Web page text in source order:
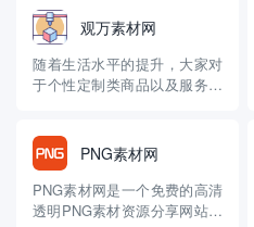
观万素材网
随着生活水平的提升，大家对
于个性定制类商品以及服务越
上面随处可见提供此类服务的
商家，今天小编给大家介绍的
是定制领域一个比较小众的细
分赛道，“3D打印”，顾名思
PNG素材网
PNG素材网是一个免费的高清
透明PNG素材资源分享网站。